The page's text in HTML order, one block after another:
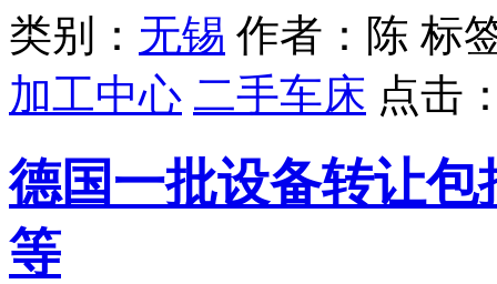
类别： 无锡 作者：陈 标
加工中心 二手车床 点击
德国一批设备转让
等